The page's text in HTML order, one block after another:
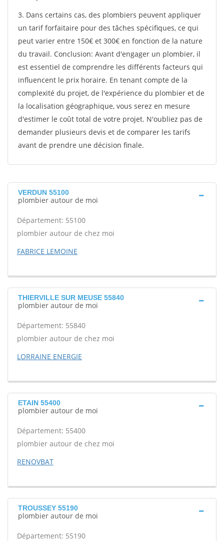
3. Dans certains cas, des plombiers peuvent appliquer
un tarif forfaitaire pour des tâches spécifiques, ce qui
peut varier entre 150€ et 300€ en fonction de la nature
du travail. Conclusion: Avant d'engager un plombier, il
est essentiel de comprendre les différents facteurs qui
influencent le prix horaire. En tenant compte de la
complexité du projet, de l'expérience du plombier et de
la localisation géographique, vous serez en mesure
d'estimer le coût total de votre projet. N'oubliez pas de
demander plusieurs devis et de comparer les tarifs
avant de prendre une décision finale.
VERDUN 55100
plombier autour de moi
Département: 55100
plombier autour de chez moi
FABRICE LEMOINE
THIERVILLE SUR MEUSE 55840
plombier autour de moi
Département: 55840
plombier autour de chez moi
LORRAINE ENERGIE
ETAIN 55400
plombier autour de moi
Département: 55400
plombier autour de chez moi
RENOVBAT
TROUSSEY 55190
plombier autour de moi
Département: 55190